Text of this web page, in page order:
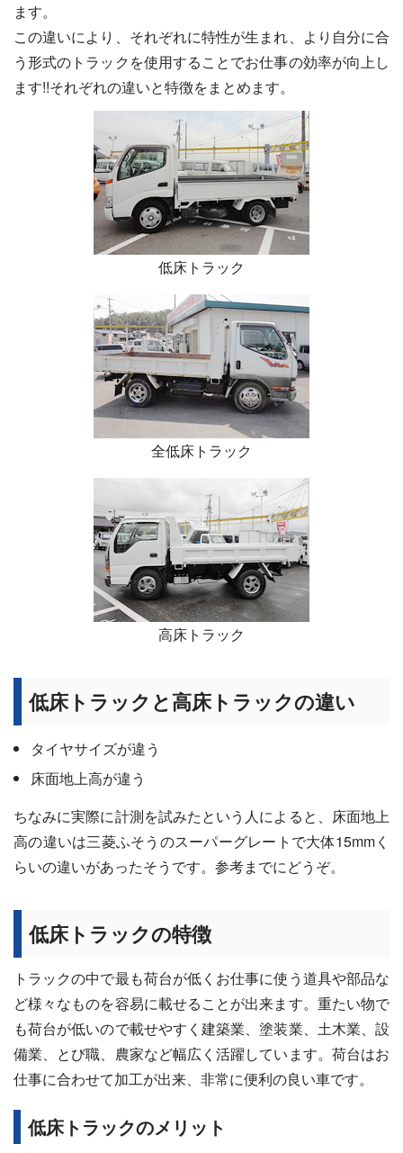
ます。
この違いにより、それぞれに特性が生まれ、より自分に合
う形式のトラックを使用することでお仕事の効率が向上し
ます!!それぞれの違いと特徴をまとめます。
低床トラック
全低床トラック
高床トラック
低床トラックと高床トラックの違い
タイヤサイズが違う
床面地上高が違う
ちなみに実際に計測を試みたという人によると、床面地上
高の違いは三菱ふそうのスーパーグレートで大体15mmく
らいの違いがあったそうです。参考までにどうぞ。
低床トラックの特徴
トラックの中で最も荷台が低くお仕事に使う道具や部品な
ど様々なものを容易に載せることが出来ます。重たい物で
も荷台が低いので載せやすく建築業、塗装業、土木業、設
備業、とび職、農家など幅広く活躍しています。荷台はお
仕事に合わせて加工が出来、非常に便利の良い車です。
低床トラックのメリット